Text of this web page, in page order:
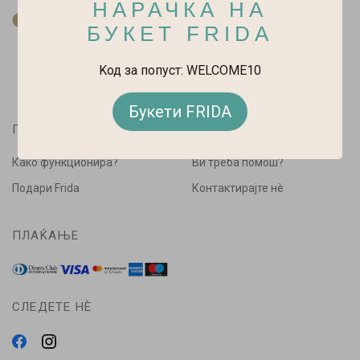
За нас
ПАЗАРУВАЈ
Како функционира?
Подари Frida
ПОМОШ
Ви треба помош?
Контактирајте нè
ПЛАЌАЊЕ
СЛЕДЕТЕ НÈ
НАРАЧКА НА
БУКЕТ FRIDA
Kод за попуст: WELCOME10
Букети FRIDA